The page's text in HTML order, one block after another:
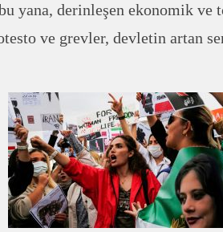
yana, derinleşen ekonomik ve
ve grevler, devletin artan